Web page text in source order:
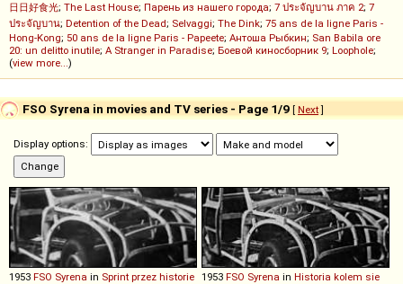
日日好食光; The Last House; Парень из нашего города; 7 ประจัญบาน ภาค 2; 7
ประจัญบาน; Detention of the Dead; Selvaggi; The Dink; 75 ans de la ligne Paris -
Hong-Kong; 50 ans de la ligne Paris - Papeete; Антоша Рыбкин; San Babila ore
20: un delitto inutile; A Stranger in Paradise; Боевой киносборник 9; Loophole;
(view more...)
FSO Syrena in movies and TV series - Page 1/9 [ Next]
Display options:
1953 FSO Syrena in Sprint przez historie 1953 FSO Syrena in Historia kolem sie